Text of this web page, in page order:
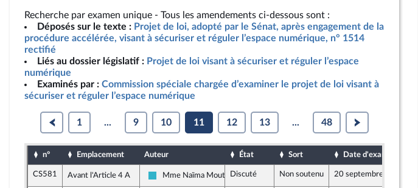
Recherche par examen unique - Tous les amendements ci-dessous sont :
Déposés sur le texte : Projet de loi, adopté par le Sénat, après engagement de la
procédure accélérée, visant à sécuriser et réguler l’espace numérique, n° 1514
rectifié
Liés au dossier législatif : Projet de loi visant à sécuriser et réguler l’espace
numérique
Examinés par : Commission spéciale chargée d’examiner le projet de loi visant à
sécuriser et réguler l’espace numérique
1 ... 9 10 11 12 13 ... 48
n° Emplacement Auteur État Sort Date d'examen
CS581 Avant l'Article 4 A
Horizons et apparentés
Mme Naïma MoutchouDiscuté Non soutenu 20 septembre 2023